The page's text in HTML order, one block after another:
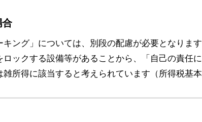
合
ング」については、別段の配慮が必要となります
ックする設備等があることから、「自己の責任
所得に該当すると考えられています（所得税基本